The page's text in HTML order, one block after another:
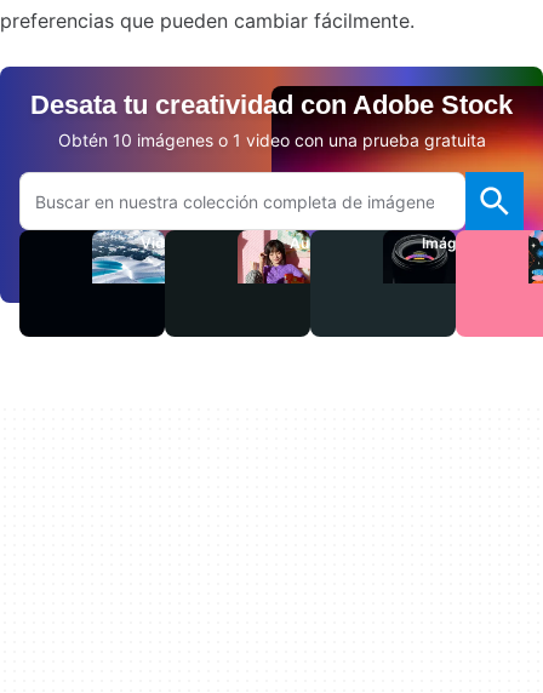
preferencias que pueden cambiar fácilmente.
Desata tu creatividad con Adobe Stock
Obtén 10 imágenes o 1 video con una prueba gratuita
Buscar en el sitio web de Adobe.com
Videos Audio Imágenes